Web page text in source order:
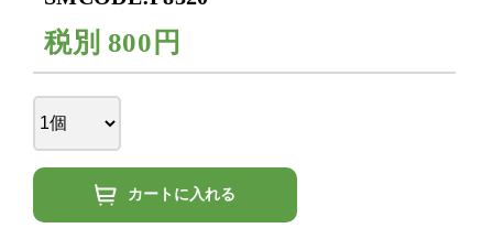
税別 800円
カートに入れる